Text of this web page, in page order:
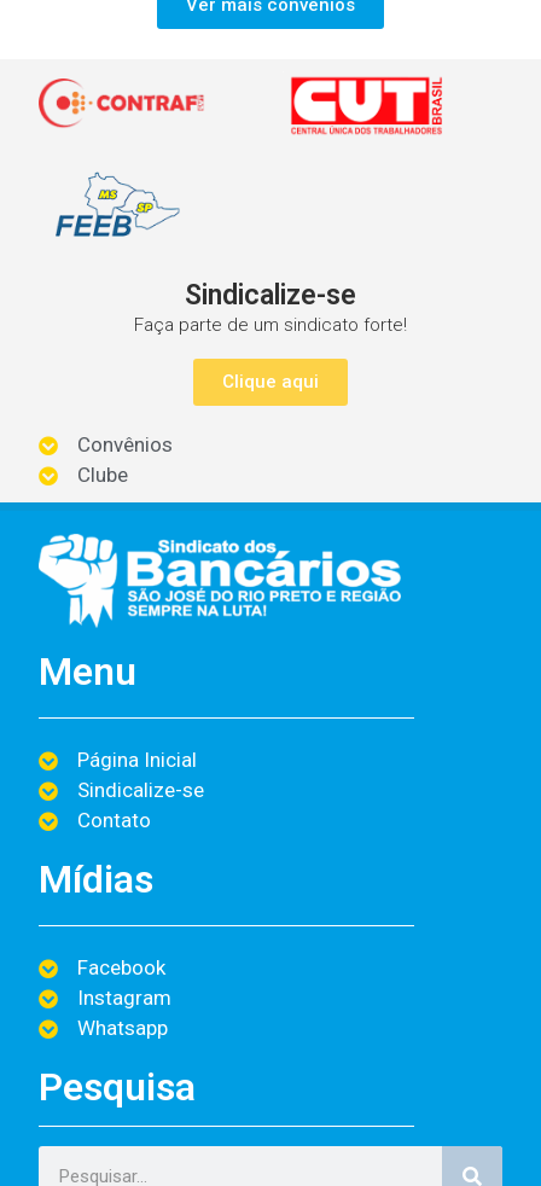
Ver mais convênios
Sindicalize-se
Faça parte de um sindicato forte!
Clique aqui
Convênios
Clube
Menu
Página Inicial
Sindicalize-se
Contato
Mídias
Facebook
Instagram
Whatsapp
Pesquisa